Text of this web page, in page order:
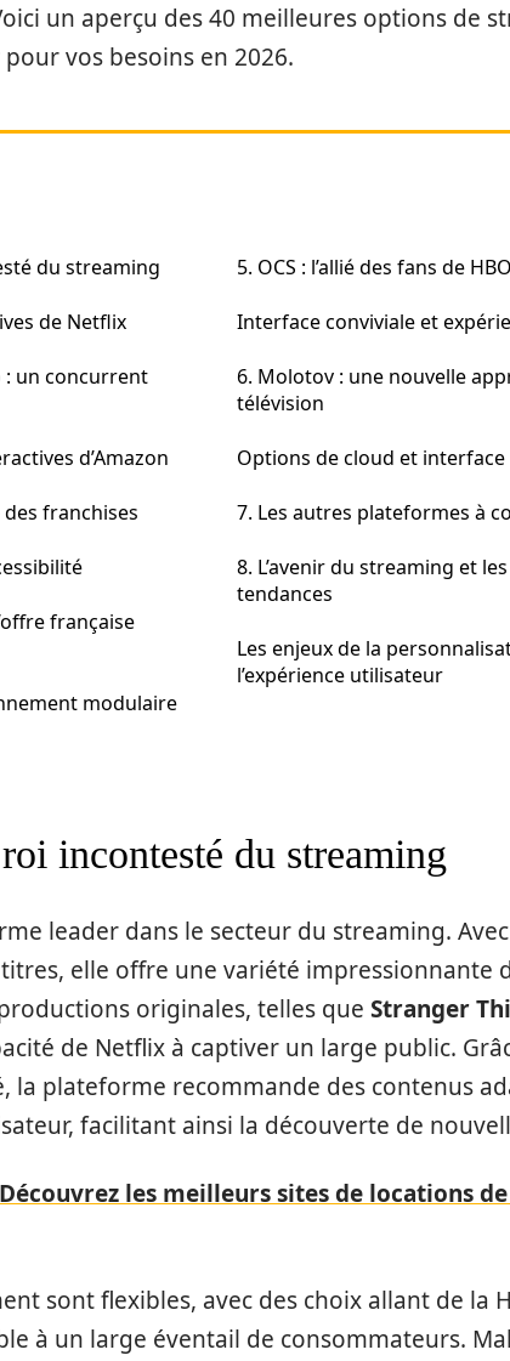
un aperçu des 40 meilleures options de
vos besoins en 2026.
du streaming
de Netflix
: un concurrent
d’Amazon
franchises
française
modulaire
5. OCS : l’allié des fans de HBO
Interface conviviale et
6. Molotov : une nouvelle
télévision
Options de cloud et
7. Les autres plateformes à
8. L’avenir du streaming et
tendances
Les enjeux de la
l’expérience utilisateur
incontesté du streaming
leader dans le secteur du streaming.
elle offre une variété impressionnante
originales, telles que Stranger
de Netflix à captiver un large public.
la plateforme recommande des contenus
facilitant ainsi la découverte de
Découvrez les meilleurs sites de locations de
sont flexibles, avec des choix allant de la
à un large éventail de consommateurs.